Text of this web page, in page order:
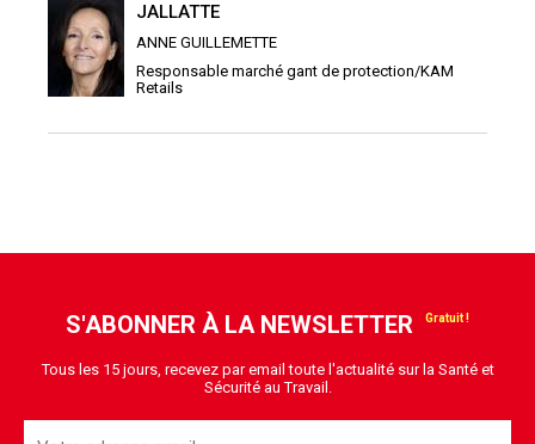
JALLATTE
ANNE GUILLEMETTE
Responsable marché gant de protection/KAM
Retails
S'ABONNER À LA NEWSLETTER
Tous les 15 jours, recevez par email toute l'actualité sur la Santé et
Sécurité au Travail.